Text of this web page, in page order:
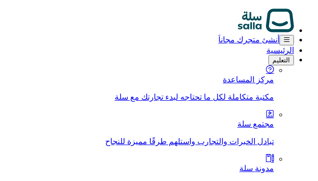
أنشئ متجرك مجاناَ
الرئيسية
التعليم
مركز المساعدة
مكتبة متكاملة لكل ما تحتاجه لبدء تجارتك مع سلة
مجتمع سلة
تبادل الخبرات والتجارب واستلهم طرقًا مميزة للنجاح
مدونة سلة